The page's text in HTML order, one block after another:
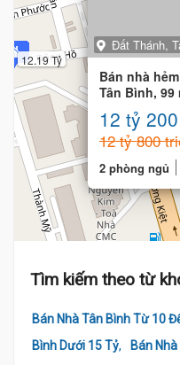
12.19 Tỷ
Đất Thánh,
Bán nhà
Tân Bình, 99
Mặt tiền
12 tỷ
12 tỷ 800
2 phòng ngủ
Tìm kiếm theo từ
Bán Nhà Tân Bình Từ 10
Bình Dưới 15 Tỷ, Bán